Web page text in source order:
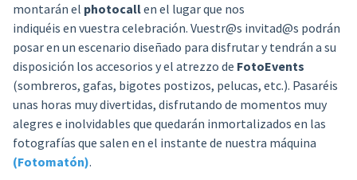
montarán el photocallen el lugar que nos
indiquéis en vuestra celebración. Vuestr@s invitad@s podrán
posar en un escenario diseñado para disfrutar y tendrán a su
disposición los accesorios y el atrezzo de FotoEvents
(sombreros, gafas, bigotes postizos, pelucas, etc.). Pasaréis
unas horas muy divertidas, disfrutando de momentos muy
alegres e inolvidables que quedarán inmortalizados en las
fotografías que salen en el instante de nuestra máquina
(Fotomatón).